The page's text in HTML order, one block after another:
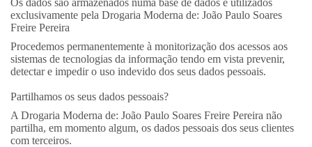
Os dados são armazenados numa base de dados e utilizados
exclusivamente pela Drogaria Moderna de: João Paulo Soares
Freire Pereira
Procedemos permanentemente à monitorização dos acessos aos
sistemas de tecnologias da informação tendo em vista prevenir,
detectar e impedir o uso indevido dos seus dados pessoais.
Partilhamos os seus dados pessoais?
A Drogaria Moderna de: João Paulo Soares Freire Pereira não
partilha, em momento algum, os dados pessoais dos seus clientes
com terceiros.